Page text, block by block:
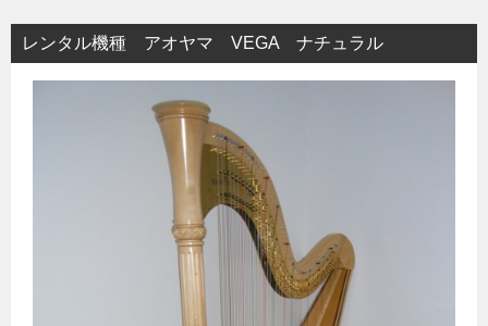
レンタル機種 アオヤマ VEGA ナチュラル